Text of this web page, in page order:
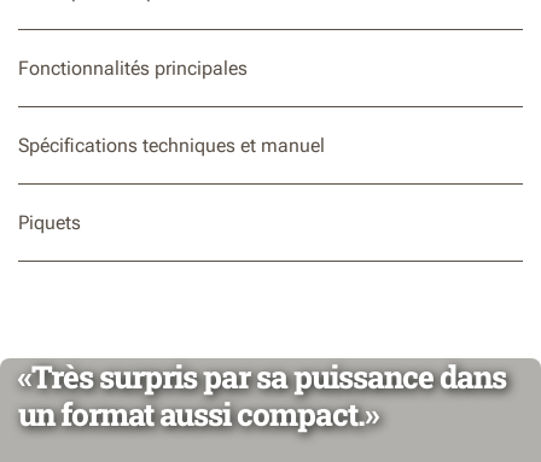
Fonctionnalités principales
Spécifications techniques et manuel
Piquets
«Très surpris par sa puissance dans
un format aussi compact.»